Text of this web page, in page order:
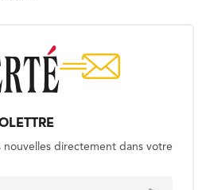
nouvelles directement dans votre